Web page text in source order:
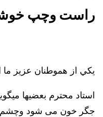
راست وچپ
يكي از هموطنان عزيز ما
استاد محترم بعضیها
جگر خون می شود وچشم